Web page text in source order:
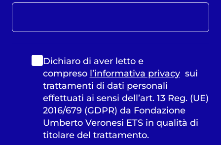
Dichiaro di aver letto e
compreso l’informativa privacysui
trattamenti di dati personali
effettuati ai sensi dell’art. 13 Reg. (UE)
2016/679 (GDPR) da Fondazione
Umberto Veronesi ETS in qualità di
titolare del trattamento.